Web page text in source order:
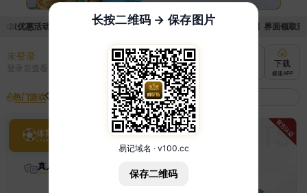
取优惠活动的手续麻烦，已新增优惠系统，现在可以前往【福利中心】界面领取
未登录
登录后查看 充值
快速到账
下载
极速APP
热门游戏
体育
真人
长按二维码 → 保存图片
易记域名 · v100.cc
保存二维码